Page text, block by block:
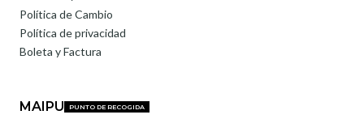
Política de Cambio
Política de privacidad
Boleta y Factura
MAIPU PUNTO DE RECOGIDA